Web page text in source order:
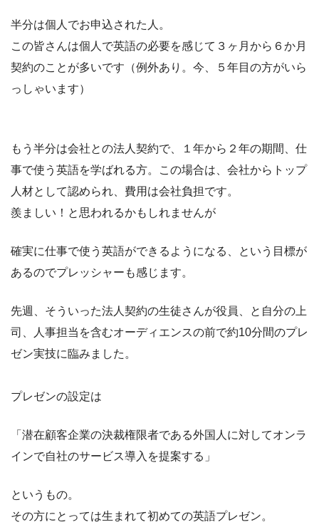
半分は個人でお申込された人。
この皆さんは個人で英語の必要を感じて３ヶ月から６か月
契約のことが多いです（例外あり。今、５年目の方がいら
っしゃいます）
もう半分は会社との法人契約で、１年から２年の期間、仕
事で使う英語を学ばれる方。この場合は、会社からトップ
人材として認められ、費用は会社負担です。
羨ましい！と思われるかもしれませんが
確実に仕事で使う英語ができるようになる、という目標が
あるのでプレッシャーも感じます。
先週、そういった法人契約の生徒さんが役員、と自分の上
司、人事担当を含むオーディエンスの前で約10分間のプレ
ゼン実技に臨みました。
プレゼンの設定は
「潜在顧客企業の決裁権限者である外国人に対してオンラ
インで自社のサービス導入を提案する」
というもの。
その方にとっては生まれて初めての英語プレゼン。